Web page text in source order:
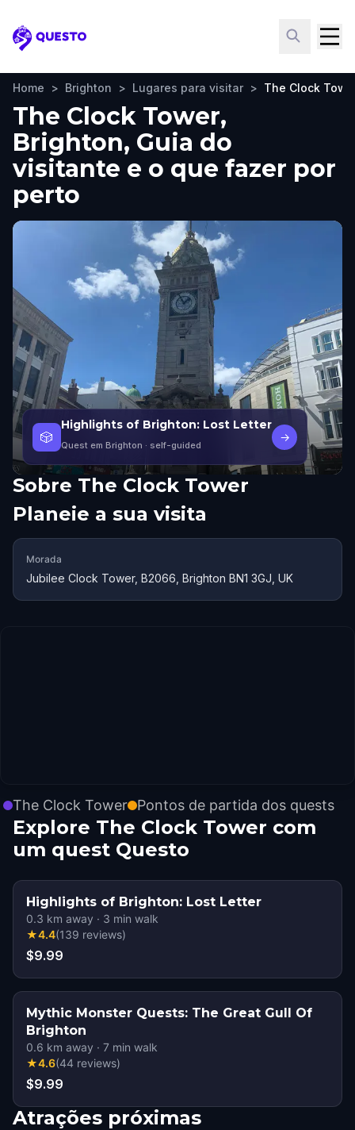
Questo
Home > Brighton > Lugares para visitar > The Clock
The Clock Tower,
Brighton, Guia do
visitante e o que fazer por
perto
🎲
Highlights of Brighton: Lost Letter
Quest em Brighton · self-guided
→
Sobre The Clock Tower
Planeie a sua visita
Morada
Jubilee Clock Tower, B2066, Brighton BN1 3GJ, UK
The Clock Tower Pontos de partida dos quests
Explore The Clock Tower com
um quest Questo
Highlights of Brighton: Lost Letter
0.3 km away · 3 min walk
★4.4(139 reviews)
$9.99
Mythic Monster Quests: The Great Gull Of
Brighton
0.6 km away · 7 min walk
★4.6(44 reviews)
$9.99
Atrações próximas